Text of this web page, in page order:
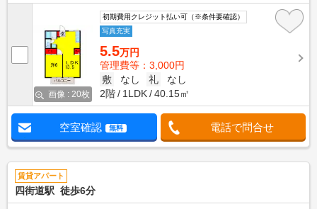
画像 : 20枚
初期費用クレジット払い可（※条件要確認）
写真充実
5.5万円
管理費等：3,000円
敷
なし 礼
なし
2階
1LDK 40.15㎡
空室確認 無料 電話で問合せ
賃貸アパート
四街道駅 徒歩6分